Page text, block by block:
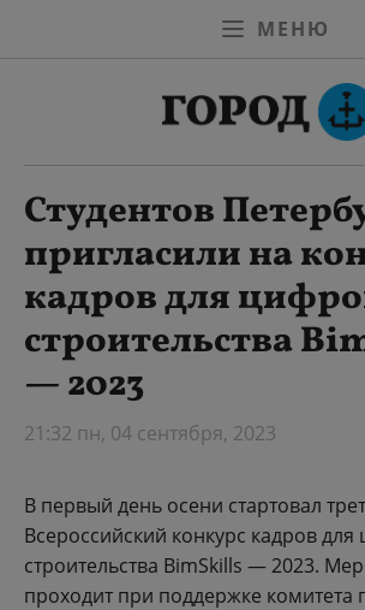
МЕНЮ
Студентов
пригласили на
кадров для
строительства
— 2023
21:32 пн, 04 сентября, 2023
В первый день осени стартовал
Всероссийский конкурс кадров
строительства BimSkills — 2023.
проходит при поддержке комитета